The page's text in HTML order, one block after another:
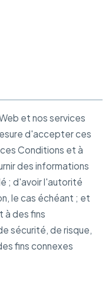
et nos services
d'accepter ces
Conditions et à
des informations
; d'avoir l'autorité
le cas échéant ; et
à des fins
sécurité, de risque,
fins connexes